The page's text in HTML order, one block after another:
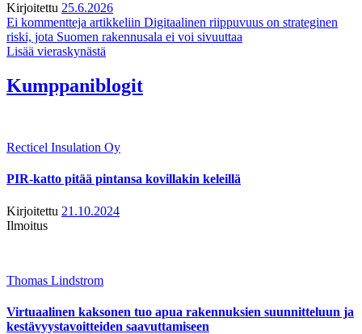
Kirjoitettu 25.6.2026
Ei kommentteja artikkeliin Digitaalinen riippuvuus on strateginen
riski, jota Suomen rakennusala ei voi sivuuttaa
Lisää vieraskynästä
Kumppaniblogit
Recticel Insulation Oy
PIR-katto pitää pintansa kovillakin keleillä
Kirjoitettu 21.10.2024
Ilmoitus
Thomas Lindstrom
Virtuaalinen kaksonen tuo apua rakennuksien suunnitteluun ja
kestävyystavoitteiden saavuttamiseen